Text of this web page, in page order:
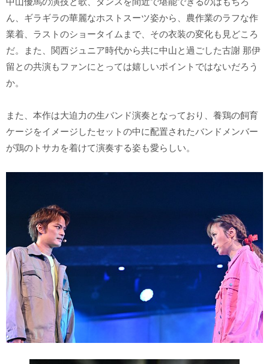
ん、ギラギラの華麗なホストスーツ姿から、農作業のラフな作
業着、ラストのショータイムまで、その衣装の変化も見どころ
だ。また、関西ジュニア時代から共に中山と過ごした古謝 那伊
留との共演もファンにとっては嬉しいポイントではないだろう
か。
また、本作は大迫力の生バンド演奏となっており、養鶏の飼育
ケージをイメージしたセットの中に配置されたバンドメンバー
が鶏のトサカを着けて演奏する姿も愛らしい。